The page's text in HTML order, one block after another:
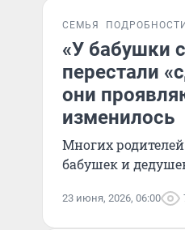
СЕМЬЯ ПОДРОБНОСТИ
«У бабушки
перестали
они
изменилось
Многих
бабушек и
23 июня, 2026, 06:00